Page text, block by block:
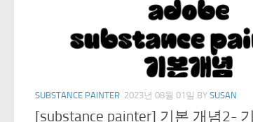
SUBSTANCE PAINTER 2023년 08월 01일 BY SUSAN
[substance painter] 기본 개념2-